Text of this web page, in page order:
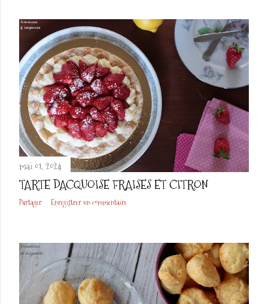
mai 01, 2024
TARTE DACQUOISE FRAISES ET CITRON
Partager Enregistrer un commentaire